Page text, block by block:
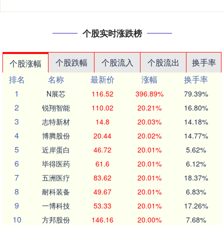
个股实时涨跌榜
个股涨幅 个股跌幅 个股流入 个股流出
换手率
排名
名称 最新价 涨幅
换手率
1
N展芯 116.52 396.89% 79.39%
2 锐翔智能 110.02 20.21% 16.80%
3 志特新材 14.8 20.03% 14.18%
4 博腾股份 20.44 20.02% 14.77%
5 近岸蛋白 46.72 20.01% 5.62%
6 毕得医药 61.6 20.01% 6.12%
7 五洲医疗 83.62 20.01% 18.37%
8 耐科装备 49.67 20.01% 6.83%
9 一博科技 53.33 20.01% 17.26%
10 方邦股份 146.16 20.00% 7.68%